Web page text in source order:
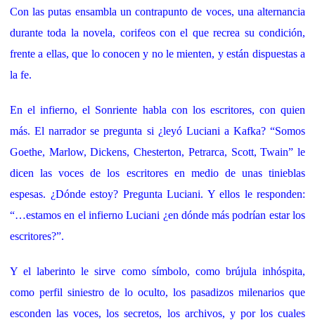
Con las putas ensambla un contrapunto de voces, una alternancia
durante toda la novela, corifeos con el que recrea su condición,
frente a ellas, que lo conocen y no le mienten, y están dispuestas a
la fe.
En el infierno, el Sonriente habla con los escritores, con quien
más. El narrador se pregunta si ¿leyó Luciani a Kafka? “Somos
Goethe, Marlow, Dickens, Chesterton, Petrarca, Scott, Twain” le
dicen las voces de los escritores en medio de unas tinieblas
espesas. ¿Dónde estoy? Pregunta Luciani. Y ellos le responden:
“…estamos en el infierno Luciani ¿en dónde más podrían estar los
escritores?”.
Y el laberinto le sirve como símbolo, como brújula inhóspita,
como perfil siniestro de lo oculto, los pasadizos milenarios que
esconden las voces, los secretos, los archivos, y por los cuales